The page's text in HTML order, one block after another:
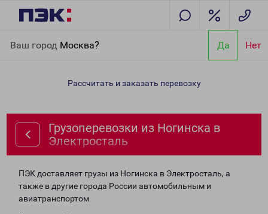
Ваш город Москва? Да Нет
Электросталь
Рассчитать и заказать перевозку
Грузоперевозки из Ногинска в
Электросталь
ПЭК доставляет грузы из Ногинска в Электросталь, а
также в другие города России автомобильным и
авиатранспортом.